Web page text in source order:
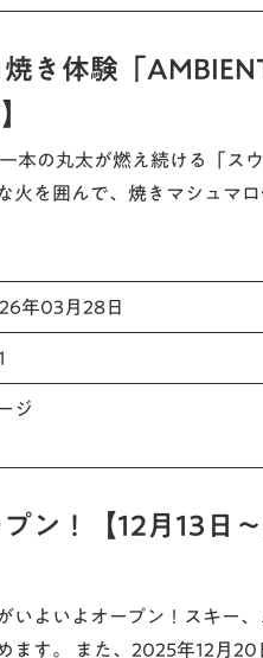
き体験「
本の丸太が燃え続ける「ス
火を囲んで、焼きマシュマ
年03月28日
ジ
プン！【12月13日
いよいよオープン！スキー
ます。 また、2025年12月20